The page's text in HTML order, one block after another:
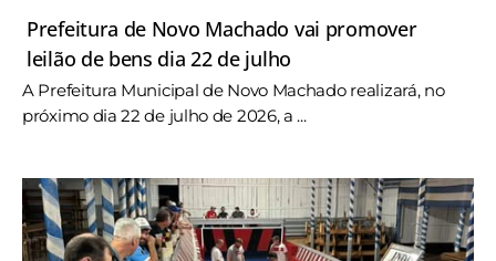
Prefeitura de Novo Machado vai promover
leilão de bens dia 22 de julho
A Prefeitura Municipal de Novo Machado realizará, no
próximo dia 22 de julho de 2026, a ...